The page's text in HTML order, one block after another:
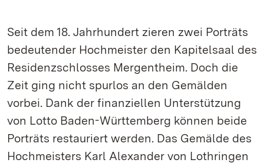
Seit dem 18. Jahrhundert zieren zwei Porträts
bedeutender Hochmeister den Kapitelsaal des
Residenzschlosses Mergentheim. Doch die
Zeit ging nicht spurlos an den Gemälden
vorbei. Dank der finanziellen Unterstützung
von Lotto Baden-Württemberg können beide
Porträts restauriert werden. Das Gemälde des
Hochmeisters Karl Alexander von Lothringen